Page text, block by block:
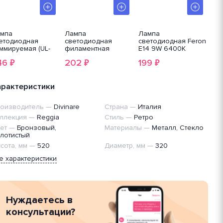
(UL-
3000K матовая
₽
Лампа
светодиодная
филаментная
00005189) Uniel E14
202 ₽
Лампа
светодиодная Feron
E14 9W 6400K
38061
199 ₽
— Divinare Страна — Италия
— Reggia Стиль — Ретро
— Бронзовый,
Материалы — Металл, Стекло
мм — 520 Диаметр, мм — 320
характеристики
Нуждаетесь в
консультации?